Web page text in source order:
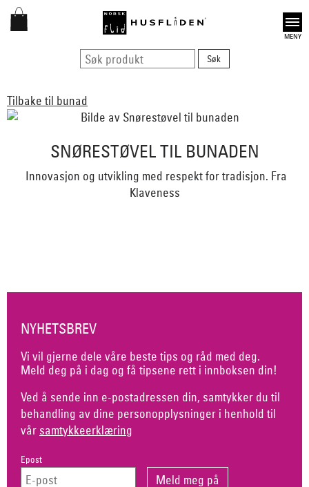
Open
Tilbake til bunad
SNØRESTØVEL TIL BUNADEN
Innovasjon og utvikling med respekt for tradisjon. Fra
Klaveness
NYHETSBREV
Vi vil gjerne dele våre beste tips og råd med deg.
Meld deg på i dag og få tipsene rett i innboksen din!
Ved å sende inn e-postadressen din, samtykker du til
behandling av dine personopplysninger i henhold til
vår samtykkeerklæring
Epost